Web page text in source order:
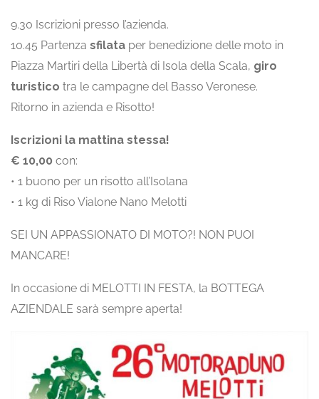
9.30 Iscrizioni presso l’azienda.
10.45 Partenza sfilata per benedizione delle moto in
Piazza Martiri della Libertà di Isola della Scala, giro
turistico tra le campagne del Basso Veronese.
Ritorno in azienda e Risotto!
Iscrizioni la mattina stessa!
€ 10,00 con:
• 1 buono per un risotto all’Isolana
• 1 kg di Riso Vialone Nano Melotti
SEI UN APPASSIONATO DI MOTO?! NON PUOI
MANCARE!
In occasione di MELOTTI IN FESTA, la BOTTEGA
AZIENDALE sarà sempre aperta!